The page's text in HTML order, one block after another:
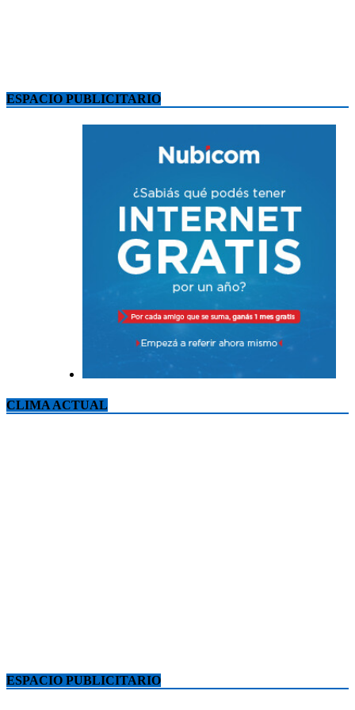
ESPACIO PUBLICITARIO
CLIMA ACTUAL
ESPACIO PUBLICITARIO